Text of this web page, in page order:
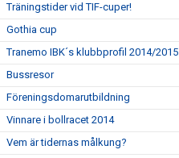
Träningstider vid TIF-cuper!
Gothia cup
Tranemo IBK´s klubbprofil 2014/2015
Bussresor
Föreningsdomarutbildning
Vinnare i bollracet 2014
Vem är tidernas målkung?